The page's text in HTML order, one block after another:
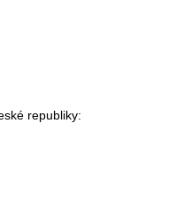
republiky: